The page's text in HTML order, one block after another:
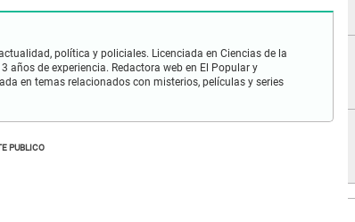
política y policiales. Licenciada en Ciencias de la
años de experiencia. Redactora web en El Popular y
en temas relacionados con misterios, películas y series
PUBLICO